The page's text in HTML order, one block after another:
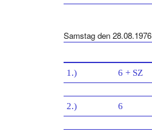
Samstag den 28.08.1976
1.) 6 + SZ
2.) 6